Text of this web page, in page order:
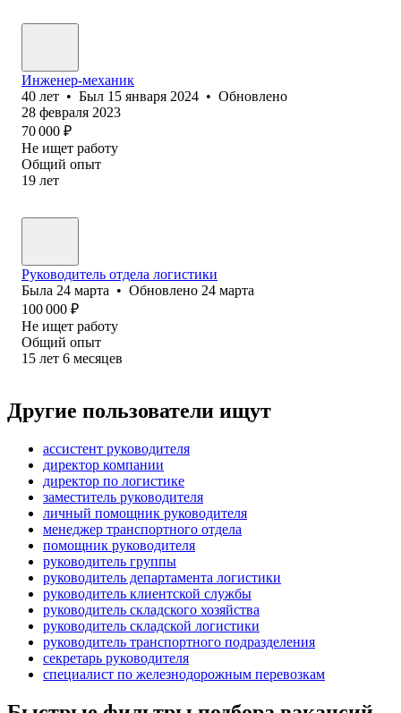
Инженер-механик
40 лет • Был 15 января 2024 • Обновлено
28 февраля 2023
70 000 ₽
Не ищет работу
Общий опыт
19 лет
Руководитель отдела логистики
Была 24 марта • Обновлено 24 марта
100 000 ₽
Не ищет работу
Общий опыт
15 лет 6 месяцев
Другие пользователи ищут
ассистент руководителя
директор компании
директор по логистике
заместитель руководителя
личный помощник руководителя
менеджер транспортного отдела
помощник руководителя
руководитель группы
руководитель департамента логистики
руководитель клиентской службы
руководитель складского хозяйства
руководитель складской логистики
руководитель транспортного подразделения
секретарь руководителя
специалист по железнодорожным перевозкам